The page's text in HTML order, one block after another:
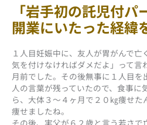
「岩手初の託児付
開業にいたった経緯
１人目妊娠中に、友人が胃がんで亡
気を付けなければダメだよ」って言
月前でした。その後無事に１人目
人の言葉が残っていたので、食事に
ら、大体３～４ヶ月で２０㎏痩せた
痩せましたね。